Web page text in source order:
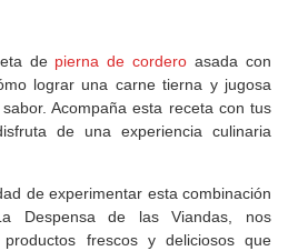
de pierna de cordero asada con
lograr una carne tierna y jugosa
Acompaña esta receta con tus
de una experiencia culinaria
de experimentar esta combinación
Despensa de las Viandas, nos
frescos y deliciosos que